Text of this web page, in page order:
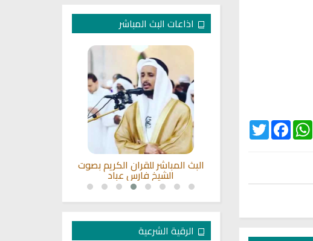
Twitter
FacebookWhatsApp
اذاعات البث المباشر
البث المباشر للقران الكريم بصوت
الشيخ فارس عباد
راديو الشيخ عبد الرشيد
الرقية الشرعية